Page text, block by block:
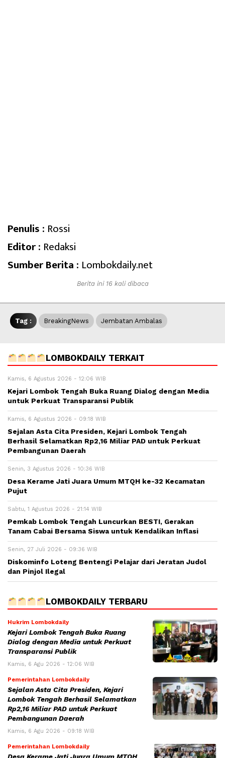
Penulis : Rossi
Editor : Redaksi
Sumber Berita : Lombokdaily.net
Berita ini 16 kali dibaca
Tag : BreakingNews Jembatan Ambalas
LOMBOKDAILY TERKAIT
Kamis, 6 Agustus 2026 - 12:06 WIB
Kejari Lombok Tengah Buka Ruang Dialog dengan Media
untuk Perkuat Transparansi Publik
Kamis, 6 Agustus 2026 - 09:18 WIB
Sejalan Asta Cita Presiden, Kejari Lombok Tengah
Berhasil Selamatkan Rp2,16 Miliar PAD untuk Perkuat
Pembangunan Daerah
Senin, 3 Agustus 2026 - 10:36 WIB
Desa Kerame Jati Juara Umum MTQH ke-32 Kecamatan
Pujut
Sabtu, 1 Agustus 2026 - 21:14 WIB
Pemkab Lombok Tengah Luncurkan BESTI, Gerakan
Tanam Cabai Bersama Siswa untuk Kendalikan Inflasi
Senin, 27 Juli 2026 - 09:36 WIB
Diskominfo Loteng Bentengi Pelajar dari Jeratan Judol
dan Pinjol Ilegal
LOMBOKDAILY TERBARU
Hukrim Lombokdaily
Kejari Lombok Tengah Buka Ruang
Dialog dengan Media untuk Perkuat
Transparansi Publik
Kamis, 6 Agu 2026 - 12:06 WIB
Pemerintahan Lombokdaily
Sejalan Asta Cita Presiden, Kejari
Lombok Tengah Berhasil Selamatkan
Rp2,16 Miliar PAD untuk Perkuat
Pembangunan Daerah
Kamis, 6 Agu 2026 - 09:18 WIB
Pemerintahan Lombokdaily